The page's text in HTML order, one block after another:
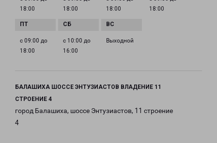
18:00
18:00
18:00
18:00
с 09:00 до
18:00
с 10:00 до
16:00
Выходной
БАЛАШИХА ШОССЕ ЭНТУЗИАСТОВ ВЛАДЕНИЕ 11
СТРОЕНИЕ 4
город Балашиха, шоссе Энтузиастов, 11 строение
4